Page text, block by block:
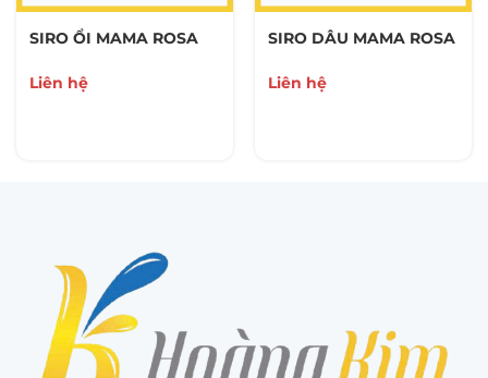
SIRO ỔI MAMA ROSA
Liên hệ
SIRO DÂU MAMA ROSA
Liên hệ